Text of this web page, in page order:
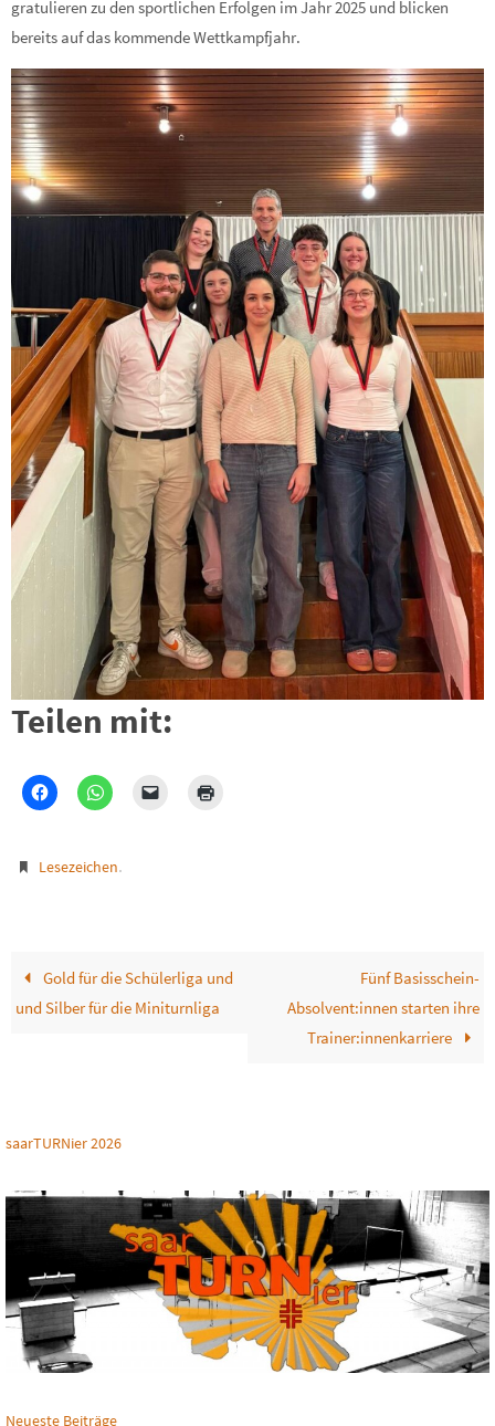
gratulieren zu den sportlichen Erfolgen im Jahr 2025 und blicken
bereits auf das kommende Wettkampfjahr.
Teilen mit:
Lesezeichen.
Gold für die Schülerliga und
und Silber für die Miniturnliga
Fünf Basisschein-
Absolvent:innen starten ihre
Trainer:innenkarriere
saarTURNier 2026
Neueste Beiträge